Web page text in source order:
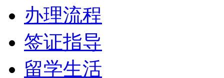
办理流程
签证指导
留学生活